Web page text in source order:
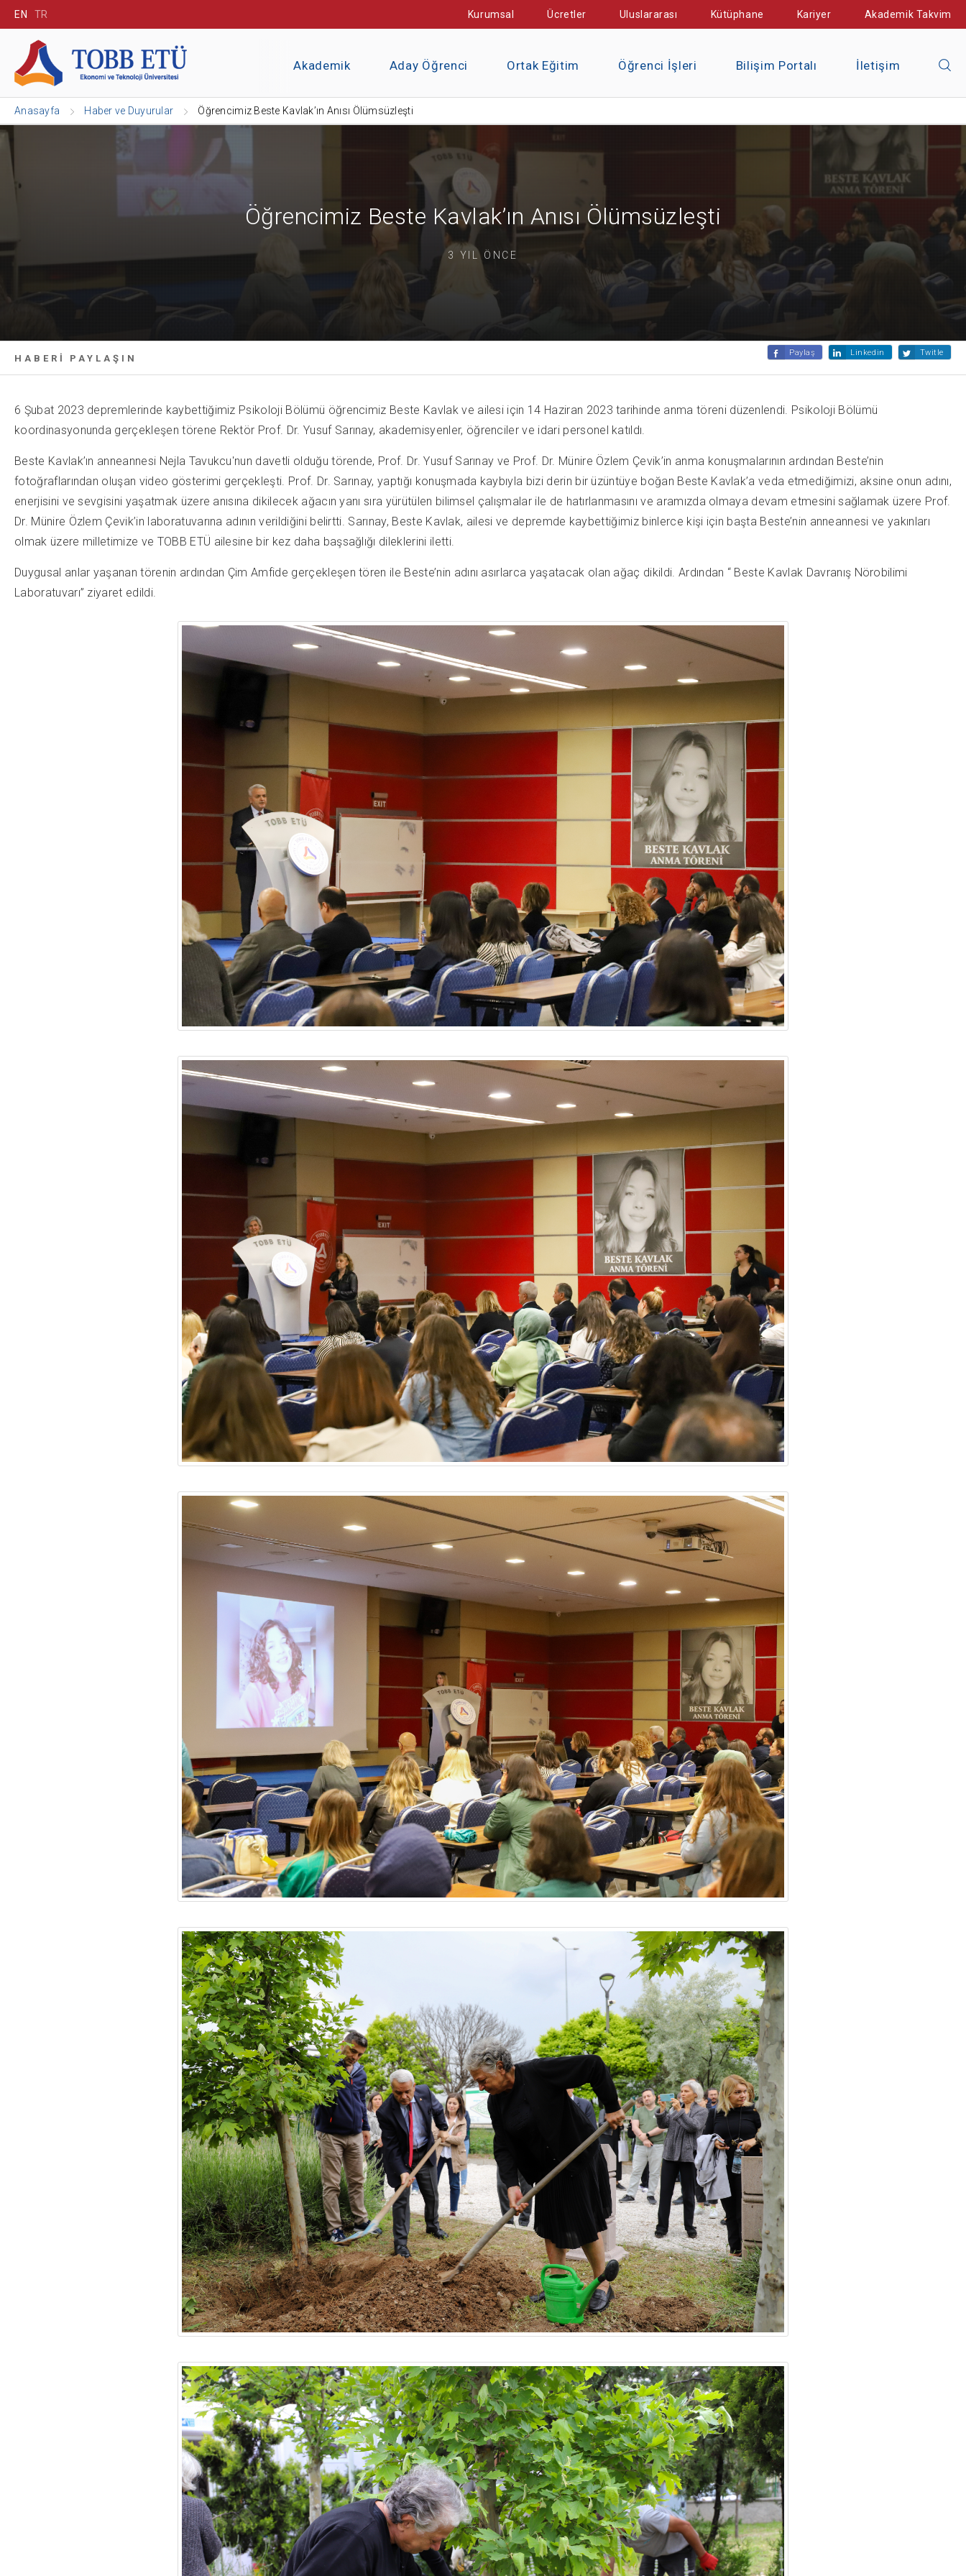
EN TR Kurumsal Ücretler Uluslararası Kütüphane Kariyer Akademik Takvim
Akademik Aday Öğrenci Ortak Eğitim Öğrenci İşleri Bilişim Portalı İletişim
Anasayfa Haber ve Duyurular Öğrencimiz Beste Kavlak’ın Anısı Ölümsüzleşti
Öğrencimiz Beste Kavlak’ın Anısı Ölümsüzleşti
3 YIL ÖNCE
HABERİ PAYLAŞIN
Paylaş Linkedin Twitle
6 Şubat 2023 depremlerinde kaybettiğimiz Psikoloji Bölümü öğrencimiz Beste Kavlak ve ailesi için 14 Haziran 2023 tarihinde anma töreni düzenlendi. Psikoloji Bölümü
koordinasyonunda gerçekleşen törene Rektör Prof. Dr. Yusuf Sarınay, akademisyenler, öğrenciler ve idari personel katıldı.
Beste Kavlak’ın anneannesi Nejla Tavukcu'nun davetli olduğu törende, Prof. Dr. Yusuf Sarınay ve Prof. Dr. Münire Özlem Çevik’in anma konuşmalarının ardından Beste’nin
fotoğraflarından oluşan video gösterimi gerçekleşti. Prof. Dr. Sarınay, yaptığı konuşmada kaybıyla bizi derin bir üzüntüye boğan Beste Kavlak’a veda etmediğimizi, aksine onun adını,
enerjisini ve sevgisini yaşatmak üzere anısına dikilecek ağacın yanı sıra yürütülen bilimsel çalışmalar ile de hatırlanmasını ve aramızda olmaya devam etmesini sağlamak üzere Prof.
Dr. Münire Özlem Çevik’in laboratuvarına adının verildiğini belirtti. Sarınay, Beste Kavlak, ailesi ve depremde kaybettiğimiz binlerce kişi için başta Beste’nin anneannesi ve yakınları
olmak üzere milletimize ve TOBB ETÜ ailesine bir kez daha başsağlığı dileklerini iletti.
Duygusal anlar yaşanan törenin ardından Çim Amfide gerçekleşen tören ile Beste’nin adını asırlarca yaşatacak olan ağaç dikildi. Ardından “ Beste Kavlak Davranış Nörobilimi
Laboratuvarı” ziyaret edildi.